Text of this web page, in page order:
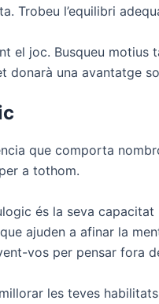
Trobeu l’equilibri
el joc. Busqueu
donarà una avantatge
que comporta
a tothom.
és la seva
ajuden a afinar la
vos per pensar fora
les teves